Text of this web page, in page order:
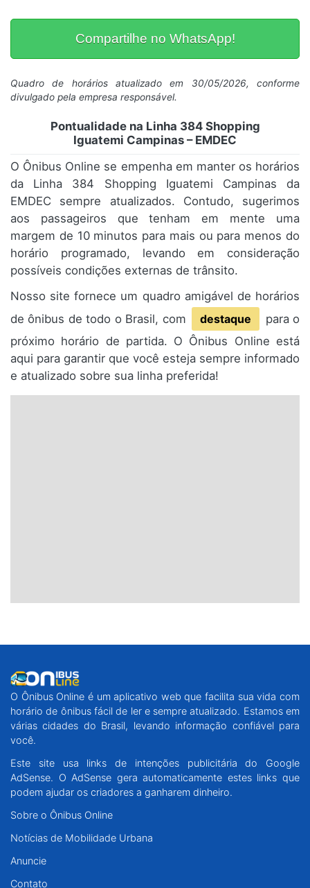
Compartilhe no WhatsApp!
Quadro de horários atualizado em 30/05/2026, conforme
divulgado pela empresa responsável.
Pontualidade na Linha 384 Shopping
Iguatemi Campinas – EMDEC
O Ônibus Online se empenha em manter os horários
da Linha 384 Shopping Iguatemi Campinas da
EMDEC sempre atualizados. Contudo, sugerimos
aos passageiros que tenham em mente uma
margem de 10 minutos para mais ou para menos do
horário programado, levando em consideração
possíveis condições externas de trânsito.
Nosso site fornece um quadro amigável de horários
de ônibus de todo o Brasil, com
destaque
para o
próximo horário de partida. O Ônibus Online está
aqui para garantir que você esteja sempre informado
e atualizado sobre sua linha preferida!
O Ônibus Online é um aplicativo web que facilita sua vida com
horário de ônibus fácil de ler e sempre atualizado. Estamos em
várias cidades do Brasil, levando informação confiável para
você.
Este site usa links de intenções publicitária do Google
AdSense. O AdSense gera automaticamente estes links que
podem ajudar os criadores a ganharem dinheiro.
Sobre o Ônibus Online
Notícias de Mobilidade Urbana
Anuncie
Contato